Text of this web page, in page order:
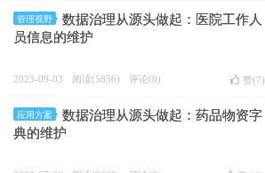
管理视野
数据治理从源头做起：医院工作人
员信息的维护
2023-09-03 阅读(5856) 评论(0) 赞(7)
应用方案
数据治理从源头做起：药品物资字
典的维护